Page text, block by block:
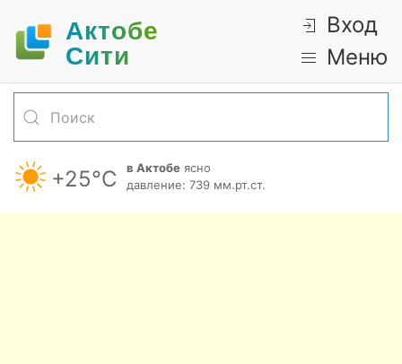
Актобе
Cити
Вход
Меню
+25°С в Актобе ясно
давление: 739 мм.рт.ст.